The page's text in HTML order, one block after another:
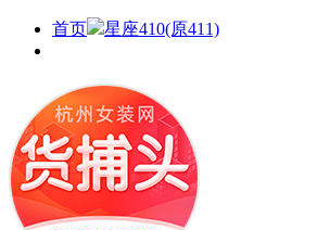
首页 星座410(原411)